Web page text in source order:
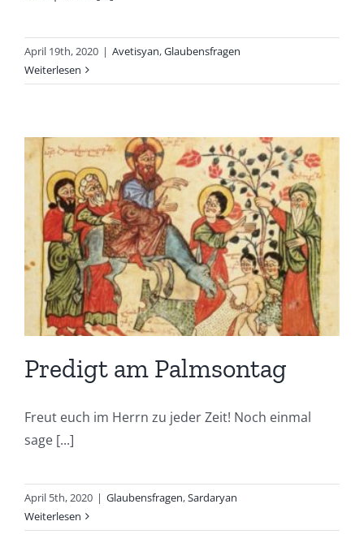
April 19th, 2020 | Avetisyan,Glaubensfragen
Weiterlesen
Predigt am Palmsontag
Freut euch im Herrn zu jeder Zeit! Noch einmal
sage [...]
April 5th, 2020 | Glaubensfragen,Sardaryan
Weiterlesen